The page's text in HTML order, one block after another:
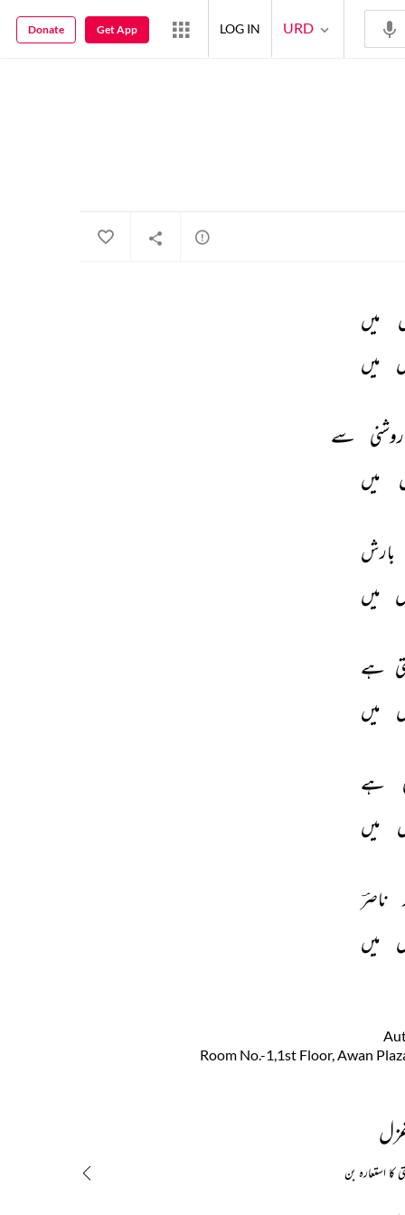
میں
میں
روشنی
سے
میں
بارش
میں
ہے
میں
ہے
میں
ناصرؔ
میں
کا استعارہ بن
URD
LOG IN
Get App
Donate